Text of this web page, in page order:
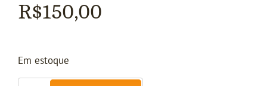
R$150,00
Em estoque